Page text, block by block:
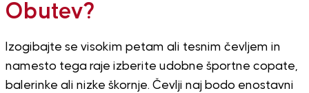
Obutev?
Izogibajte se visokim petam ali tesnim čevljem in
namesto tega raje izberite udobne športne copate,
balerinke ali nizke škornje. Čevlji naj bodo enostavni